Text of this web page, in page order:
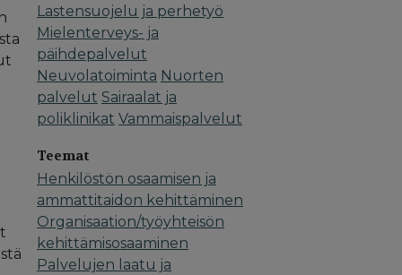
Lastensuojelu ja perhetyö
Mielenterveys- ja
päihdepalvelut
Neuvolatoiminta Nuorten
palvelut Sairaalat ja
poliklinikat Vammaispalvelut
Teemat
Henkilöstön osaamisen ja
ammattitaidon kehittäminen
Organisaation/työyhteisön
kehittämisosaaminen
Palvelujen laatu ja